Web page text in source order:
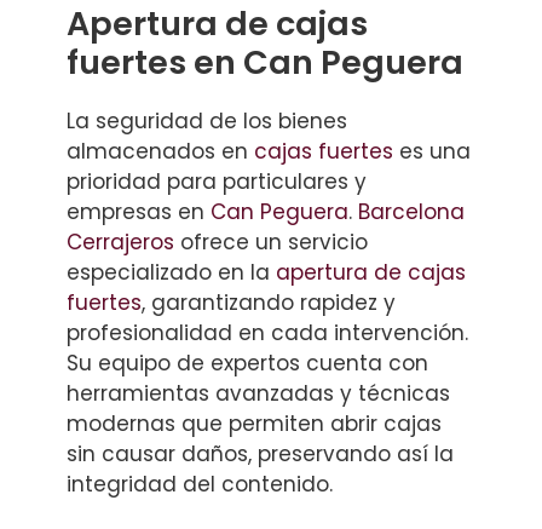
Apertura de cajas
fuertes en Can Peguera
La seguridad de los bienes
almacenados en cajas fuertes es una
prioridad para particulares y
empresas en Can Peguera. Barcelona
Cerrajeros ofrece un servicio
especializado en la apertura de cajas
fuertes, garantizando rapidez y
profesionalidad en cada intervención.
Su equipo de expertos cuenta con
herramientas avanzadas y técnicas
modernas que permiten abrir cajas
sin causar daños, preservando así la
integridad del contenido.